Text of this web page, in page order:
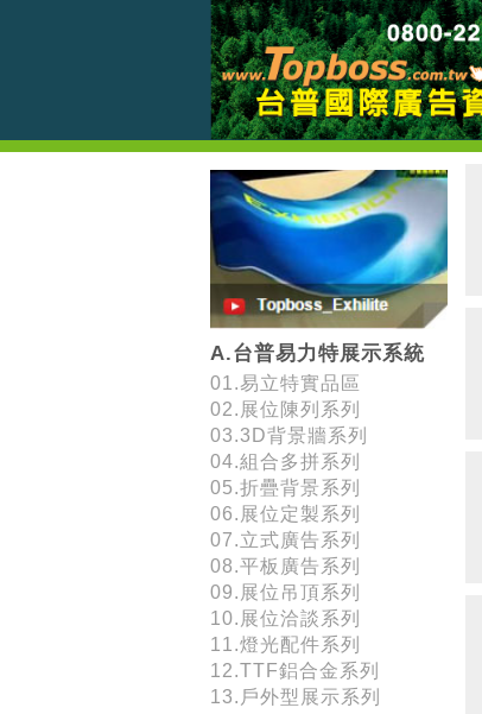
A.台普易力特展示系統
01.易立特實品區
02.展位陳列系列
03.3D背景牆系列
04.組合多拼系列
05.折疊背景系列
06.展位定製系列
07.立式廣告系列
08.平板廣告系列
09.展位吊頂系列
10.展位洽談系列
11.燈光配件系列
12.TTF鋁合金系列
13.戶外型展示系列